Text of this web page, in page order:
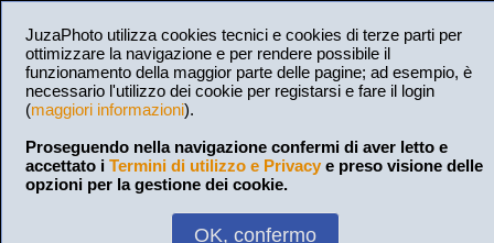
JuzaPhoto utilizza cookies tecnici e cookies di terze parti per
ottimizzare la navigazione e per rendere possibile il
funzionamento della maggior parte delle pagine; ad esempio, è
necessario l'utilizzo dei cookie per registarsi e fare il login
(maggiori informazioni).
Proseguendo nella navigazione confermi di aver letto e
accettato i Termini di utilizzo e Privacy e preso visione delle
opzioni per la gestione dei cookie.
OK, confermo